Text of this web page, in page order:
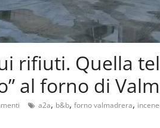
rifiuti. Quella
al forno di
a2a, b&b, forno valmadrera,